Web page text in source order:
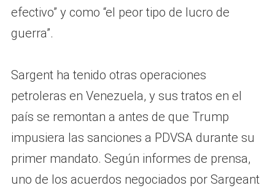
efectivo” y como “el peor tipo de lucro de
guerra”.
Sargent ha tenido otras operaciones
petroleras en Venezuela, y sus tratos en el
país se remontan a antes de que Trump
impusiera las sanciones a PDVSA durante su
primer mandato. Según informes de prensa,
uno de los acuerdos negociados por Sargeant